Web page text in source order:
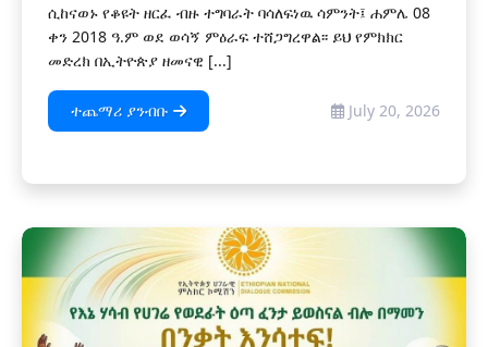
ሲከናወኑ የቆዩት ዘርፈ ብዙ ተግባራት ባሳለፍነዉ ሳምንት፤ ሐምሌ 08
ቀን 2018 ዓ.ም ወደ ወሳኝ ምዕራፍ ተሸጋግረዋል፡፡ ይህ የምክክር
መድረክ በኢትዮጵያ ዘመናዊ [...]
ተጨማሪ ያንብቡ July 20, 2026